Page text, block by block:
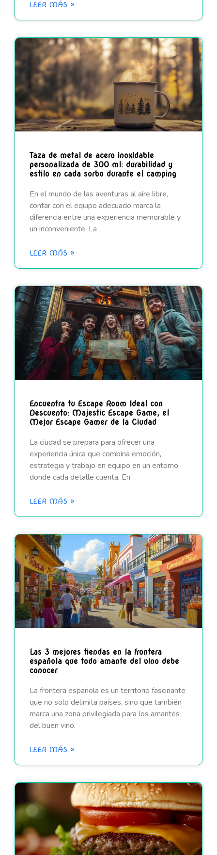
LEER MÁS »
Taza de metal de acero inoxidable
personalizada de 300 ml: durabilidad y
estilo en cada sorbo durante el camping
En el mundo de las aventuras al aire libre,
contar con el equipo adecuado marca la
diferencia entre una experiencia memorable y
un inconveniente. La
LEER MÁS »
Encuentra tu Escape Room Ideal con
Descuento: Majestic Escape Game, el
Mejor Escape Gamer de la Ciudad
La ciudad se prepara para ofrecer una
experiencia única que combina emoción,
estrategia y trabajo en equipo en un entorno
donde cada detalle cuenta. En
LEER MÁS »
Las 3 mejores tiendas en la frontera
española que todo amante del vino debe
conocer
La frontera española es un territorio fascinante
que no solo delimita países, sino que también
marca una zona privilegiada para los amantes
del buen vino.
LEER MÁS »